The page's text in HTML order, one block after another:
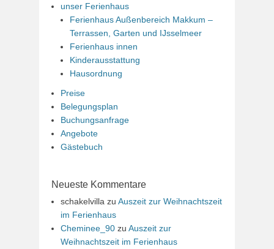
unser Ferienhaus
Ferienhaus Außenbereich Makkum –
Terrassen, Garten und IJsselmeer
Ferienhaus innen
Kinderausstattung
Hausordnung
Preise
Belegungsplan
Buchungsanfrage
Angebote
Gästebuch
Neueste Kommentare
schakelvilla zu Auszeit zur Weihnachtszeit
im Ferienhaus
Cheminee_90 zu Auszeit zur
Weihnachtszeit im Ferienhaus